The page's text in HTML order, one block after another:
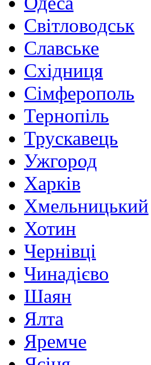
Світловодськ
Славське
Східниця
Сімферополь
Тернопіль
Трускавець
Ужгород
Харків
Хмельницький
Хотин
Чернівці
Чинадієво
Шаян
Ялта
Яремче